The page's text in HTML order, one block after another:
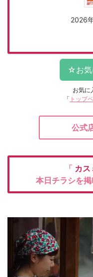
2026
お気に
「 トップ
公式
「 カス
本日チラシを